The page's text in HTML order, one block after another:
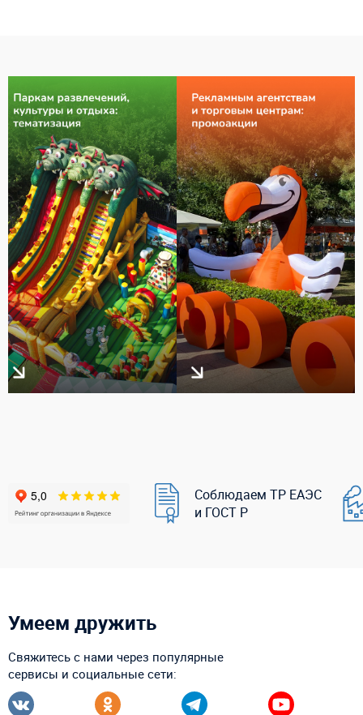
Соблюдаем ТР ЕАЭС
и ГОСТ Р
Умеем дружить
Свяжитесь с нами через популярные
сервисы и социальные сети: